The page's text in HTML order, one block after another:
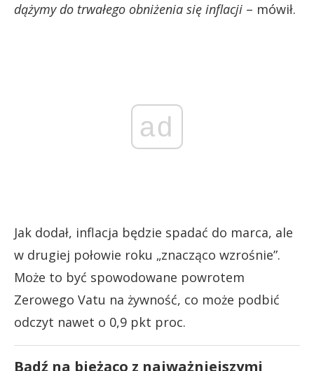
dążymy do trwałego obniżenia się inflacji – mówił.
ad
Jak dodał, inflacja będzie spadać do marca, ale
w drugiej połowie roku „znacząco wzrośnie”.
Może to być spowodowane powrotem
Zerowego Vatu na żywność, co może podbić
odczyt nawet o 0,9 pkt proc.
Bądź na bieżąco z najważniejszymi